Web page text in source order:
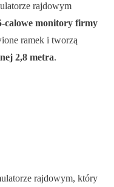
rajdowym
calowe monitory firmy
ramek i tworzą
2,8 metra.
rajdowym, który